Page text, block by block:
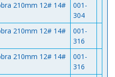
210mm 12# 14#
001-
304
210mm 12# 14#
001-
316
210mm 12# 14#
001-
316